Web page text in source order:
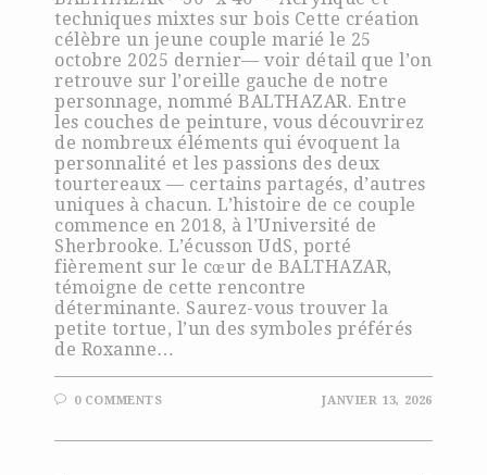
techniques mixtes sur bois Cette création
célèbre un jeune couple marié le 25
octobre 2025 dernier— voir détail que l’on
retrouve sur l’oreille gauche de notre
personnage, nommé BALTHAZAR. Entre
les couches de peinture, vous découvrirez
de nombreux éléments qui évoquent la
personnalité et les passions des deux
tourtereaux — certains partagés, d’autres
uniques à chacun. L’histoire de ce couple
commence en 2018, à l’Université de
Sherbrooke. L’écusson UdS, porté
fièrement sur le cœur de BALTHAZAR,
témoigne de cette rencontre
déterminante. Saurez-vous trouver la
petite tortue, l’un des symboles préférés
de Roxanne…
0 COMMENTS JANVIER 13, 2026